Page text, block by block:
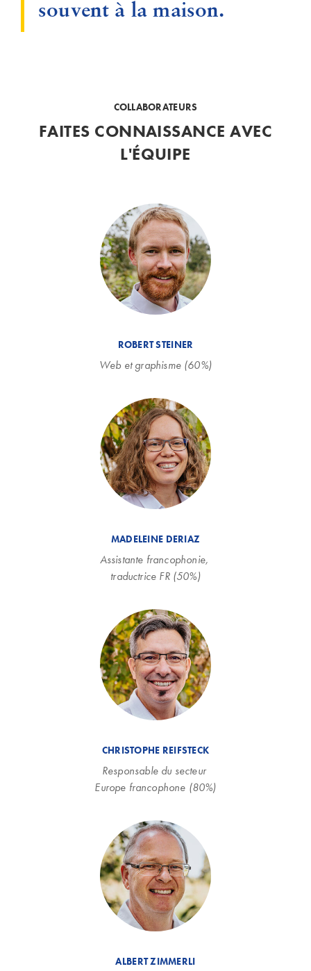
souvent à la maison.
COLLABORATEURS
FAITES CONNAISSANCE AVEC
L'ÉQUIPE
ROBERT STEINER
Web et graphisme (60%)
MADELEINE DERIAZ
Assistante francophonie,
traductrice FR (50%)
CHRISTOPHE REIFSTECK
Responsable du secteur
Europe francophone (80%)
ALBERT ZIMMERLI